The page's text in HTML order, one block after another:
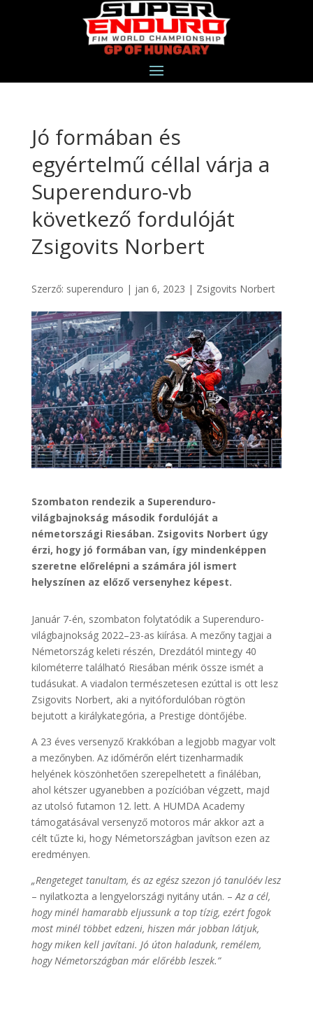
Jó formában és
egyértelmű céllal várja a
Superenduro-vb
következő fordulóját
Zsigovits Norbert
Szerző: superenduro | jan 6, 2023 | Zsigovits Norbert
Szombaton rendezik a Superenduro-
világbajnokság második fordulóját a
németországi Riesában. Zsigovits Norbert úgy
érzi, hogy jó formában van, így mindenképpen
szeretne előrelépni a számára jól ismert
helyszínen az előző versenyhez képest.
Január 7-én, szombaton folytatódik a Superenduro-
világbajnokság 2022–23-as kiírása. A mezőny tagjai a
Németország keleti részén, Drezdától mintegy 40
kilométerre található Riesában mérik össze ismét a
tudásukat. A viadalon természetesen ezúttal is ott lesz
Zsigovits Norbert, aki a nyitófordulóban rögtön
bejutott a királykategória, a Prestige döntőjébe.
A 23 éves versenyző Krakkóban a legjobb magyar volt
a mezőnyben. Az időmérőn elért tizenharmadik
helyének köszönhetően szerepelhetett a fináléban,
ahol kétszer ugyanebben a pozícióban végzett, majd
az utolsó futamon 12. lett. A HUMDA Academy
támogatásával versenyző motoros már akkor azt a
célt tűzte ki, hogy Németországban javítson ezen az
eredményen.
„Rengeteget tanultam, és az egész szezon jó tanulóév lesz
– nyilatkozta a lengyelországi nyitány után. –Az a cél,
hogy minél hamarabb eljussunk a top tízig, ezért fogok
most minél többet edzeni, hiszen már jobban látjuk,
hogy miken kell javítani. Jó úton haladunk, remélem,
hogy Németországban már előrébb leszek.”